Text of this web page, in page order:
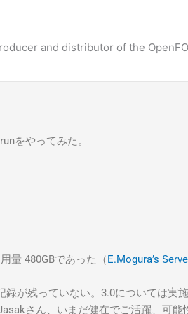
and distributor of the
をやってみた。
量 480GBであった（E.Mogura’s
が残っていない。3.0については
さん、いまだ健在でご活躍、可